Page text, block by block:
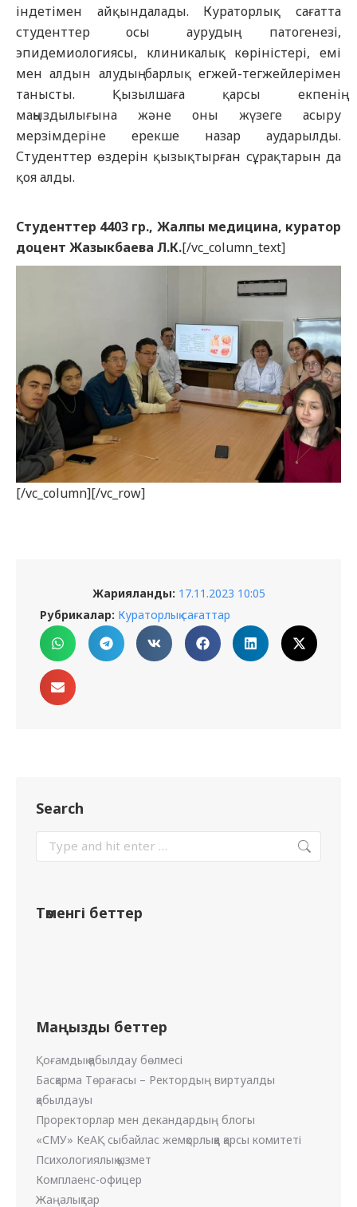
індетімен айқындалады. Кураторлық сағатта
студенттер осы аурудың патогенезі,
эпидемиологиясы, клиникалық көріністері, емі
мен алдын алудың барлық егжей-тегжейлерімен
танысты. Қызылшаға қарсы екпенің
маңыздылығына және оны жүзеге асыру
мерзімдеріне ерекше назар аударылды.
Студенттер өздерін қызықтырған сұрақтарын да
қоя алды.
Студенттер 4403 гр., Жалпы медицина, куратор
доцент Жазыкбаева Л.К.[/vc_column_text]
[/vc_column][/vc_row]
Жарияланды: 17.11.2023 10:05
Рубрикалар: Кураторлық сағаттар
Search
Төменгі беттер
Маңызды беттер
Қоғамдық қабылдау бөлмесі
Басқарма Төрағасы – Ректордың виртуалды
қабылдауы
Проректорлар мен декандардың блогы
«СМУ» КеАҚ сыбайлас жемқорлыққа қарсы комитеті
Психологиялық қызмет
Комплаенс-офицер
Жаңалықтар